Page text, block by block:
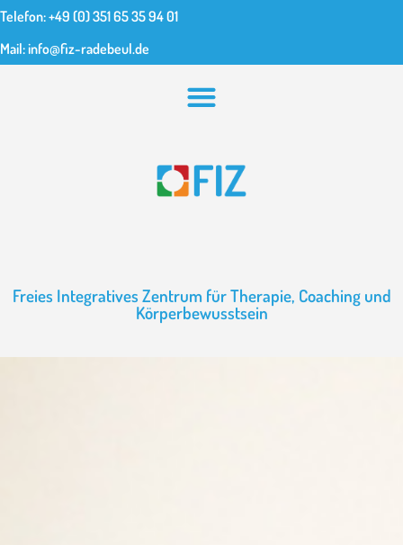
Telefon: +49 (0) 351 65 35 94 01
Mail: info@fiz-radebeul.de
Freies Integratives Zentrum für Therapie, Coaching und
Körperbewusstsein